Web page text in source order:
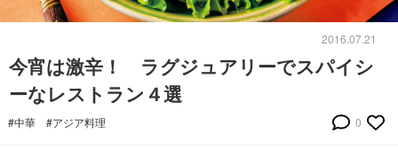
2016.07.21
今宵は激辛！ ラグジュアリーでスパイシ
ーなレストラン４選
#中華 #アジア料理 0